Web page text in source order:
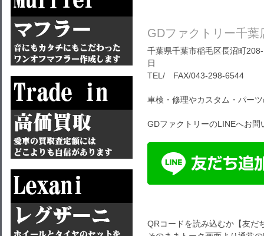
GDファクトリー千葉
千葉県千葉市稲毛区長沼町
日
TEL/ FAX/043-298-6544
車検・修理やカスタム・パー
GDファクトリーのLINEへお問
QRコードを読み込むか【友だ